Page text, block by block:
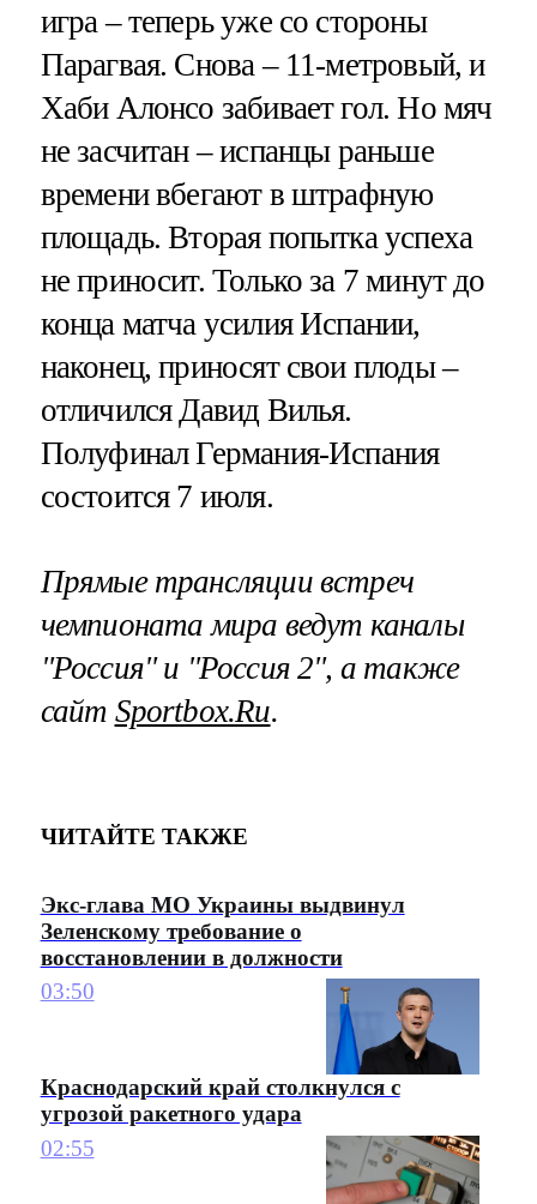
игра – теперь уже со стороны
Парагвая. Снова – 11-метровый, и
Хаби Алонсо забивает гол. Но мяч
не засчитан – испанцы раньше
времени вбегают в штрафную
площадь. Вторая попытка успеха
не приносит. Только за 7 минут до
конца матча усилия Испании,
наконец, приносят свои плоды –
отличился Давид Вилья.
Полуфинал Германия-Испания
состоится 7 июля.
Прямые трансляции встреч
чемпионата мира ведут каналы
"Россия" и "Россия 2", а также
сайт Sportbox.Ru.
ЧИТАЙТЕ ТАКЖЕ
Экс-глава МО Украины выдвинул
Зеленскому требование о
восстановлении в должности
03:50
Краснодарский край столкнулся с
угрозой ракетного удара
02:55